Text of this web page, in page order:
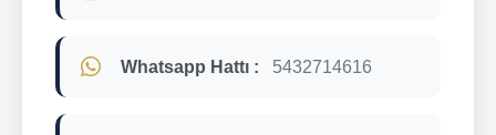
Whatsapp Hattı : 5432714616